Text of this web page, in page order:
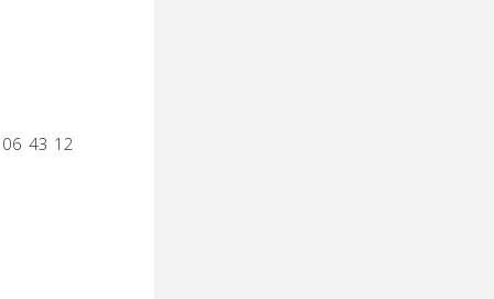
43 12